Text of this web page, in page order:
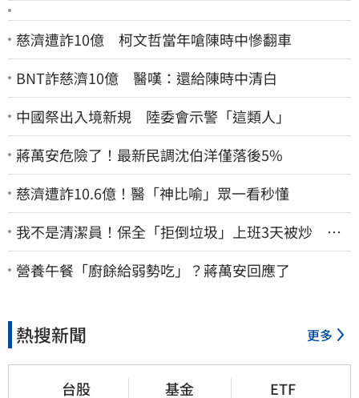
慈濟遭詐10億 柯文哲當年嗆陳時中慘翻車
BNT詐慈濟10億 醫嘆：還給陳時中清白
中國祭出入境新規 陸委會示警「這類人」
蔣萬安危險了！最新民調沈伯洋僅落後5%
慈濟遭詐10.6億！醫「神比喻」眾一看秒懂
我不是清潔員！保全「拒倒垃圾」上班3天被炒 找
法院討公道結果出爐
營養午餐「廚餘給弱勢吃」？蔣萬安回應了
熱搜新聞 更多
台股 基金 ETF